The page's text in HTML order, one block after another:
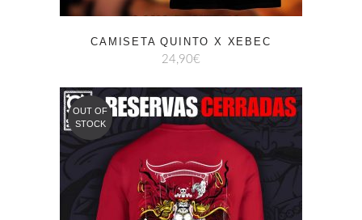
CAMISETA QUINTO X XEBEC
24,90€
OUT OF
STOCK